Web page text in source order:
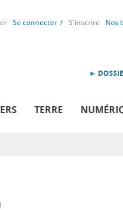
Se connecter S'inscrire Nos
►
TERRE